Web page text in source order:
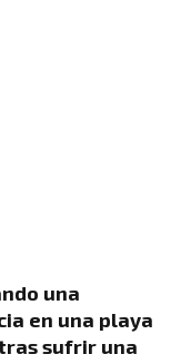
una
en una playa
sufrir una